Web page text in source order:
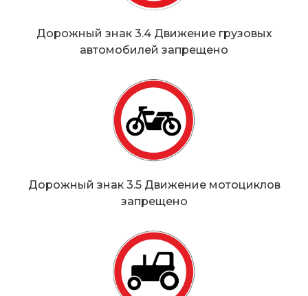
Дорожный знак 3.4 Движение грузовых
автомобилей запрещено
Дорожный знак 3.5 Движение мотоциклов
запрещено